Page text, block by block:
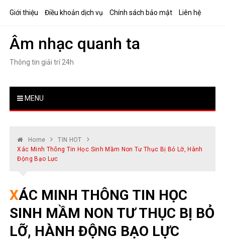
Giới thiệu Điều khoản dịch vụ Chính sách bảo mật Liên hệ
Âm nhạc quanh ta
Thông tin giải trí 24h
MENU
Home
TIN HOT
Xác Minh Thông Tin Học Sinh Mầm Non Tư Thục Bị Bỏ Lỡ, Hành
Động Bạo Lực
XÁC MINH THÔNG TIN HỌC
SINH MẦM NON TƯ THỤC BỊ BỎ
LỠ, HÀNH ĐỘNG BẠO LỰC